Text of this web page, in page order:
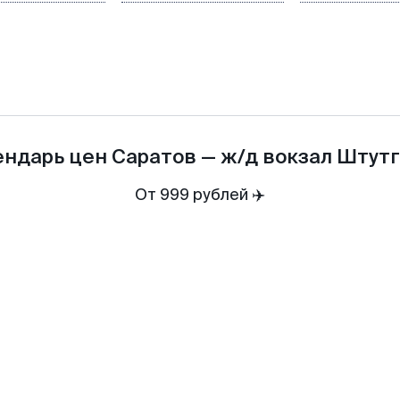
цен Саратов — ж/д вокзал
От 999 рублей ✈️